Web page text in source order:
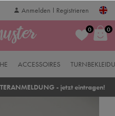
Anmelden Registrieren
0 0
ACCESSOIRES
- jetzt eintragen!